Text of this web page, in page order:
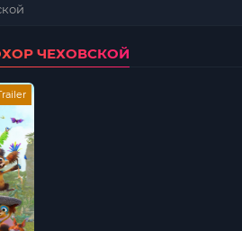
ЧЕХОВСКОЙ